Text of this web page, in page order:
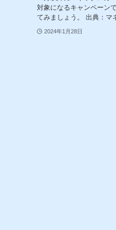
対象になるキャンペーン
てみましょう。 出典：マ
2024年1月28日